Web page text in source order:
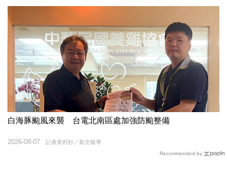
白海豚颱風來襲 台電北南區處加強防颱整備
記者黃村杉／新北報導
2026-08-07
Recommended by